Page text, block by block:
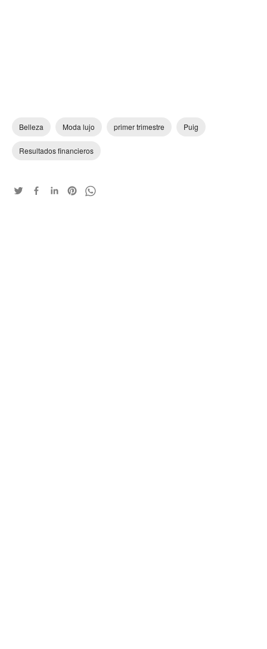
Belleza Moda lujo primer trimestre Puig
Resultados financieros